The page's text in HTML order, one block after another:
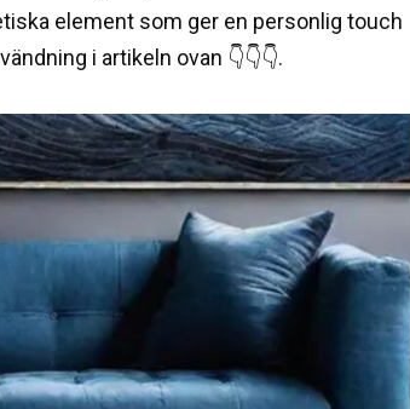
element som ger en personlig touch
i artikeln ovan 👇👇👇.